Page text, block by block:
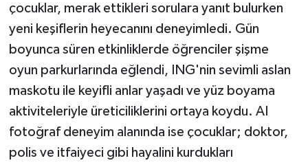
çocuklar, merak ettikleri sorulara yanıt bulurken
yeni keşiflerin heyecanını deneyimledi. Gün
boyunca süren etkinliklerde öğrenciler şişme
oyun parkurlarında eğlendi, ING'nin sevimli aslan
maskotu ile keyifli anlar yaşadı ve yüz boyama
aktiviteleriyle üreticiliklerini ortaya koydu. AI
fotoğraf deneyim alanında ise çocuklar; doktor,
polis ve itfaiyeci gibi hayalini kurdukları
TEKNOLOJİ
Turizm
ÜLKE GÜNDEMİ
YAŞAM